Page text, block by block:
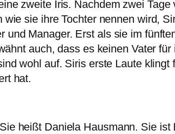
zweite Iris. Nachdem zwei Tage
sie ihre Tochter nennen wird,
und Manager. Erst als sie im
auch, dass es keinen Vater für
wohl auf. Siris erste Laute klingt
hat.
heißt Daniela Hausmann. Sie ist